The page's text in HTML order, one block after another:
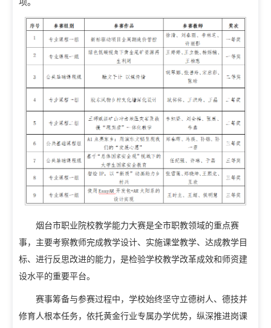
首页
学校概况
校徽校训校风
校庆日
学院规划
党建工作
招生就业
招生信息网 就业信息网
组织机构
教学机构 教辅机构 党政机构
项。
烟台市职业院校教学能力大赛是全市职教领域的重点赛
事，主要考察教师完成教学设计、实施课堂教学、达成教学目
标、进行反思改进的能力，是检验学校教学改革成效和师资建
设水平的重要平台。
赛事筹备与参赛过程中，学校始终坚守立德树人、德技并
修育人根本任务，依托黄金行业专属办学优势，纵深推进岗课